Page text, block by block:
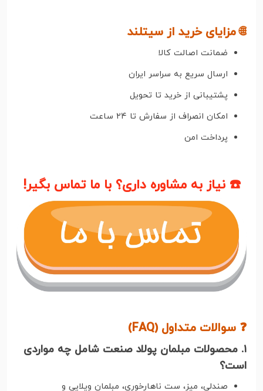
🌐 مزایای خرید از سیتلند
ضمانت اصالت کالا
ارسال سریع به سراسر ایران
پشتیبانی از خرید تا تحویل
امکان انصراف از سفارش تا ۲۴ ساعت
پرداخت امن
☎️ نیاز به مشاوره داری؟ با ما تماس بگیر!
❓ سوالات متداول (FAQ)
۱. محصولات مبلمان پولاد صنعت شامل چه مواردی
است؟
صندلی، میز، ست ناهارخوری، مبلمان ویلایی و